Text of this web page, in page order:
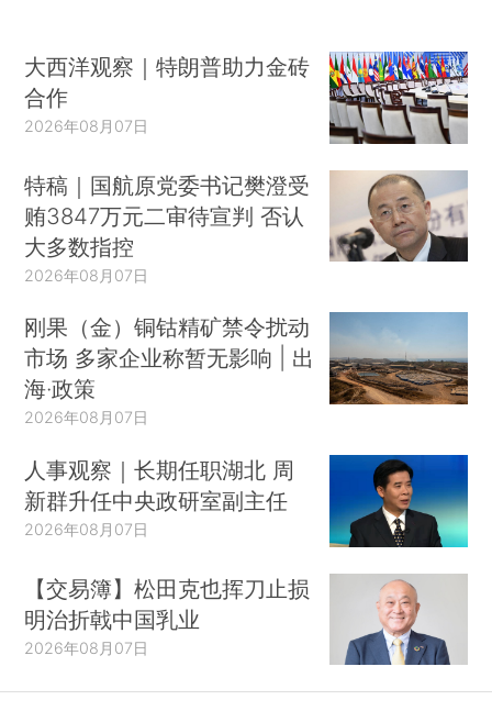
大西洋观察｜特朗普助力金砖
合作
2026年08月07日
特稿｜国航原党委书记樊澄受
贿3847万元二审待宣判 否认
大多数指控
2026年08月07日
刚果（金）铜钴精矿禁令扰动
市场 多家企业称暂无影响 | 出
海·政策
2026年08月07日
人事观察｜长期任职湖北 周
新群升任中央政研室副主任
2026年08月07日
【交易簿】松田克也挥刀止损
明治折戟中国乳业
2026年08月07日